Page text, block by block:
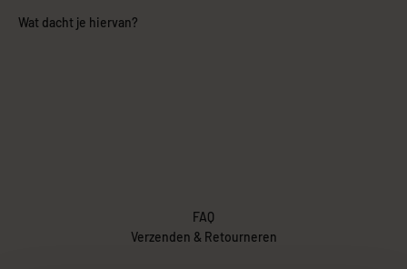
Wat dacht je hiervan?
FAQ
Verzenden & Retourneren